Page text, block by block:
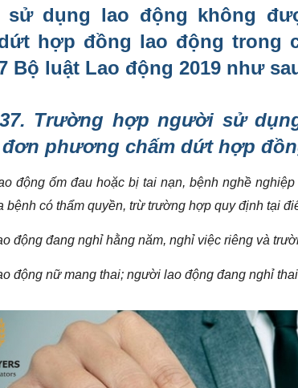
sử dụng lao động không
hợp đồng lao động trong
Bộ luật Lao động 2019 như
Trường hợp người sử
phương chấm dứt hợp
động ốm đau hoặc bị tai nạn, bệnh nghề
bệnh có thẩm quyền, trừ trường hợp quy định tại
động đang nghỉ hằng năm, nghỉ việc riêng và
động nữ mang thai; người lao động đang nghỉ